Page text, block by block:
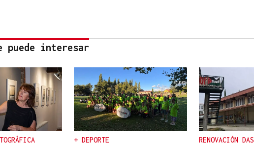
puede interesar
+ DEPORTE RENOVACIÓN DAS